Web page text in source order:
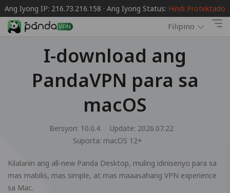
Ang Iyong IP: 216.73.216.158 · Ang Iyong Status: Hindi Protektado
Filipino
I-download ang
PandaVPN para sa
macOS
Bersyon: 10.0.4
Update: 2026.07.22
Suporta: macOS 12+
Kilalanin ang all-new Panda Desktop, muling idinisenyo para sa
mas mabilis, mas simple, at mas maaasahang VPN experience
sa Mac.